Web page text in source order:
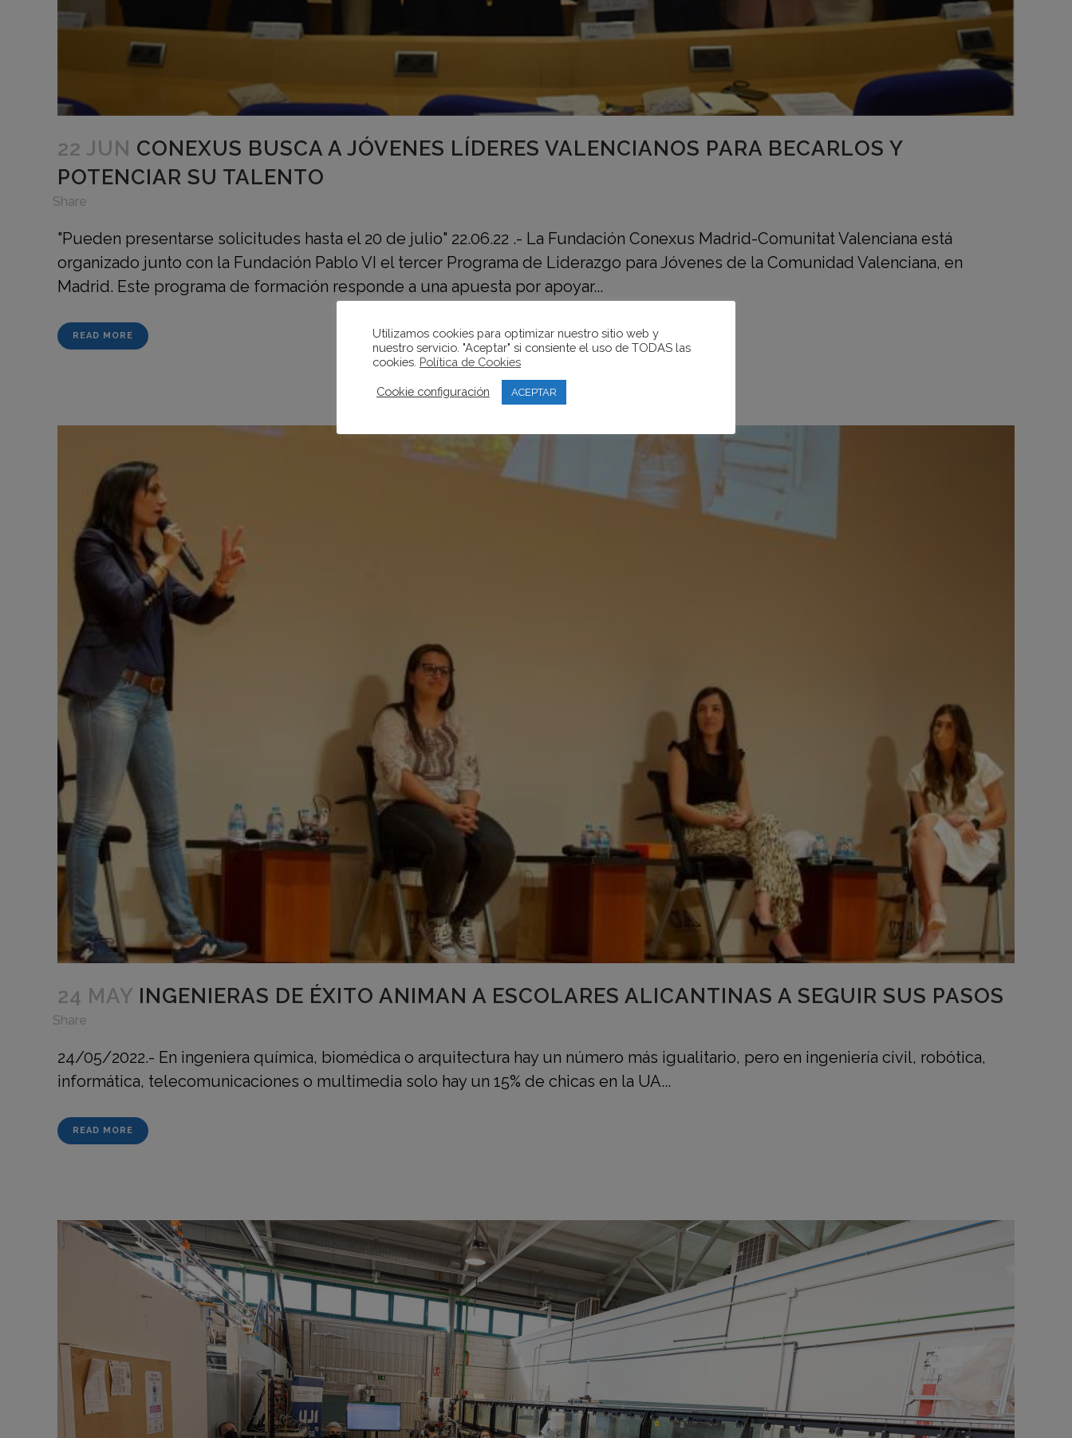
22 JUN CONEXUS BUSCA A JÓVENES LÍDERES VALENCIANOS PARA BECARLOS Y
POTENCIAR SU TALENTO
Share
"Pueden presentarse solicitudes hasta el 20 de julio" 22.06.22 .- La Fundación Conexus Madrid-Comunitat Valenciana está
organizado junto con la Fundación Pablo VI el tercer Programa de Liderazgo para Jóvenes de la Comunidad Valenciana, en
Madrid. Este programa de formación responde a una apuesta por apoyar...
READ MORE
24 MAY INGENIERAS DE ÉXITO ANIMAN A ESCOLARES ALICANTINAS A SEGUIR SUS PASOS
Share
24/05/2022.- En ingeniera química, biomédica o arquitectura hay un número más igualitario, pero en ingeniería civil, robótica,
informática, telecomunicaciones o multimedia solo hay un 15% de chicas en la UA...
READ MORE
Utilizamos cookies para optimizar nuestro sitio web y
nuestro servicio. "Aceptar" si consiente el uso de TODAS las
cookies. Política de Cookies
Cookie configuración ACEPTAR